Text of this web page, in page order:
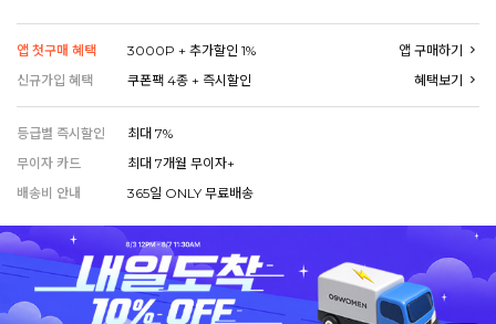
EVERY, SAY
인플루언서 PICK한 지금 꼭 필요한 장마룩!
앱 첫구매 혜택 3000P + 추가할인 1%
앱 구매하기
신규가입 혜택
쿠폰팩 4종 + 즉시할인 혜택보기
등급별 즉시할인
최대 7%
무이자 카드
최대 7개월 무이자+
배송비 안내
365일 ONLY 무료배송